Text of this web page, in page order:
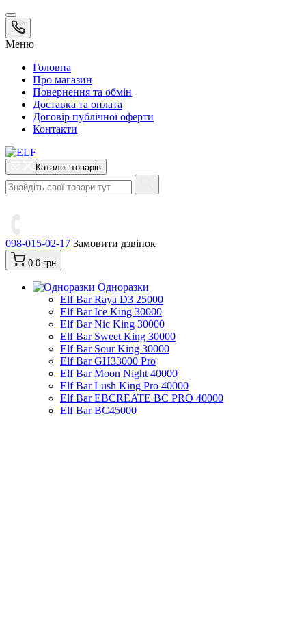
Меню
Головна
Про магазин
Повернення та обмін
Доставка та оплата
Договір публічної оферти
Контакти
Каталог товарів
098-015-02-17 Замовити дзвінок
0 0 грн
Одноразки
Elf Bar Raya D3 25000
Elf Bar Ice King 30000
Elf Bar Nic King 30000
Elf Bar Sweet King 30000
Elf Bar Sour King 30000
Elf Bar GH33000 Pro
Elf Bar Moon Night 40000
Elf Bar Lush King Pro 40000
Elf Bar EBCREATE BC PRO 40000
Elf Bar BC45000